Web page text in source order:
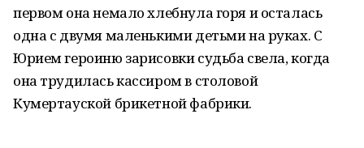
первом она немало хлебнула горя и осталась
одна с двумя маленькими детьми на руках. С
Юрием героиню зарисовки судьба свела, когда
она трудилась кассиром в столовой
Кумертауской брикетной фабрики.